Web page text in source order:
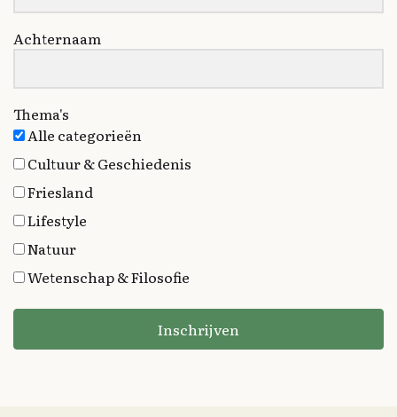
Achternaam
Thema's
Alle categorieën
Cultuur & Geschiedenis
Friesland
Lifestyle
Natuur
Wetenschap & Filosofie
Inschrijven